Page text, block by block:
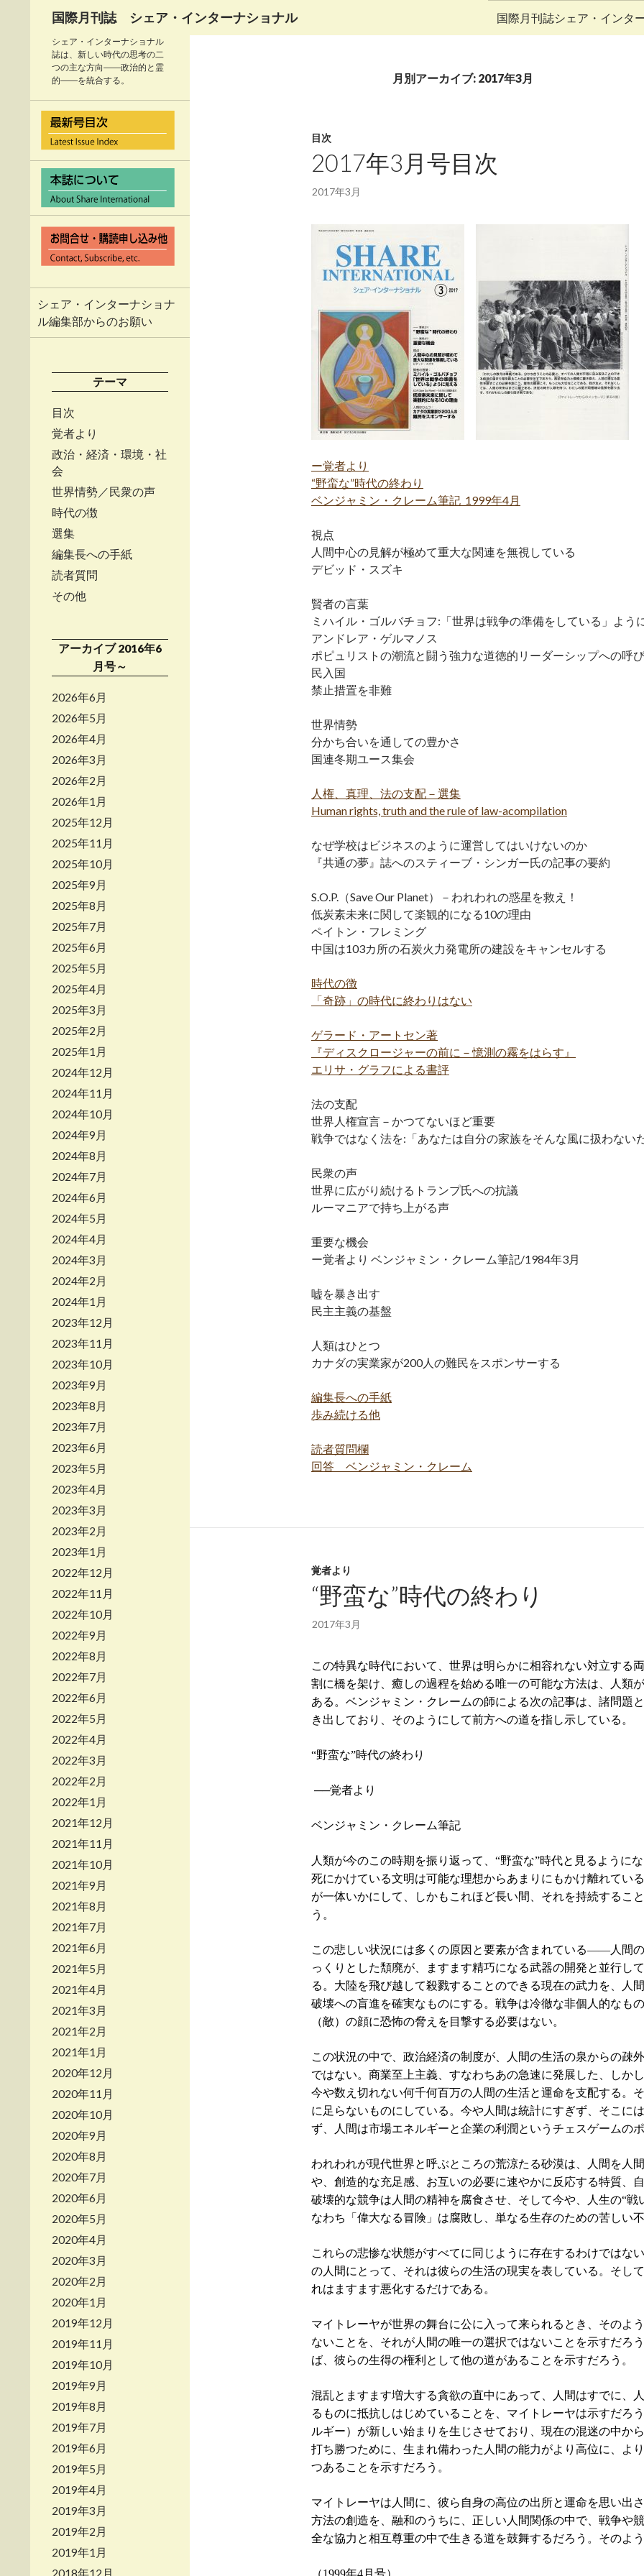
国際月刊誌 シェア・インターナショナル 国際月刊誌シェア・インタ
月別アーカイブ: 2017年3月
目次
2017年3月号目次
2017年3月
ー覚者より
“野蛮な”時代の終わり
ベンジャミン・クレーム筆記 1999年4月
視点
人間中心の見解が極めて重大な関連を無視している
デビッド・スズキ
賢者の言葉
ミハイル・ゴルバチョフ:「世界は戦争の準備をしている」よう
アンドレア・ゲルマノス
ポピュリストの潮流と闘う強力な道徳的リーダーシップへの呼
民入国
禁止措置を非難
世界情勢
分かち合いを通しての豊かさ
国連冬期ユース集会
人権、真理、法の支配－選集
Human rights, truth and the rule of law-acompilation
なぜ学校はビジネスのように運営してはいけないのか
『共通の夢』誌へのスティーブ・シンガー氏の記事の要約
S.O.P.（Save Our Planet）－われわれの惑星を救え！
低炭素未来に関して楽観的になる10の理由
ペイトン・フレミング
中国は103カ所の石炭火力発電所の建設をキャンセルする
時代の徴
「奇跡」の時代に終わりはない
ゲラード・アートセン著
『ディスクロージャーの前に－憶測の霧をはらす』
エリサ・グラフによる書評
法の支配
世界人権宣言－かつてないほど重要
戦争ではなく法を:「あなたは自分の家族をそんな風に扱わない
民衆の声
世界に広がり続けるトランプ氏への抗議
ルーマニアで持ち上がる声
重要な機会
ー覚者より ベンジャミン・クレーム筆記/1984年3月
嘘を暴き出す
民主主義の基盤
人類はひとつ
カナダの実業家が200人の難民をスポンサーする
編集長への手紙
歩み続ける他
読者質問欄
回答 ベンジャミン・クレーム
覚者より
“野蛮な”時代の終わり
2017年3月
この特異な時代において、世界は明らかに相容れない対立する
割に橋を架け、癒しの過程を始める唯一の可能な方法は、人類
ある。ベンジャミン・クレームの師による次の記事は、諸問題
き出しており、そのようにして前方への道を指し示している。
“野蛮な”時代の終わり
──覚者より
ベンジャミン・クレーム筆記
人類が今のこの時期を振り返って、“野蛮な”時代と見るように
死にかけている文明は可能な理想からあまりにもかけ離れてい
が一体いかにして、しかもこれほど長い間、それを持続するこ
う。
この悲しい状況には多くの原因と要素が含まれている——人間
っくりとした頽廃が、ますます精巧になる武器の開発と並行し
る。大陸を飛び越して殺戮することのできる現在の武力を、人
破壊への盲進を確実なものにする。戦争は冷徹な非個人的なも
（敵）の顔に恐怖の脅えを目撃する必要はない。
この状況の中で、政治経済の制度が、人間の生活の泉からの疎
ではない。商業至上主義、すなわちあの急速に発展した、しか
今や数え切れない何千何百万の人間の生活と運命を支配する。
に足らないものにしている。今や人間は統計にすぎず、そこに
ず、人間は市場エネルギーと企業の利潤というチェスゲームの
われわれが現代世界と呼ぶところの荒涼たる砂漠は、人間を人
や、創造的な充足感、お互いの必要に速やかに反応する特質、
破壊的な競争は人間の精神を腐食させ、そして今や、人生の“戦
なわち「偉大なる冒険」は腐敗し、単なる生存のための苦しい
これらの悲惨な状態がすべてに同じように存在するわけではな
の人間にとって、それは彼らの生活の現実を表している。そし
れはますます悪化するだけである。
マイトレーヤが世界の舞台に公に入って来られるとき、そのよ
ないことを、それが人間の唯一の選択ではないことを示すだろ
ば、彼らの生得の権利として他の道があることを示すだろう。
混乱とますます増大する貪欲の直中にあって、人間はすでに、
るものに抵抗しはじめていることを、マイトレーヤは示すだろ
ルギー）が新しい始まりを生じさせており、現在の混迷の中か
打ち勝つために、生まれ備わった人間の能力がより高位に、よ
つあることを示すだろう。
マイトレーヤは人間に、彼ら自身の高位の出所と運命を思い出
方法の創造を、融和のうちに、正しい人間関係の中で、戦争や
全な協力と相互尊重の中で生きる道を鼓舞するだろう。そのよ
（1999年4 月号）
シェア・インターナショナル
誌は、新しい時代の思考の二
つの主な方向――政治的と霊
的――を統合する。
シェア・インターナショナ
ル編集部からのお願い
テーマ
目次
覚者より
政治・経済・環境・社
会
世界情勢／民衆の声
時代の徴
選集
編集長への手紙
読者質問
その他
アーカイブ 2016年6
月号～
2026年6月
2026年5月
2026年4月
2026年3月
2026年2月
2026年1月
2025年12月
2025年11月
2025年10月
2025年9月
2025年8月
2025年7月
2025年6月
2025年5月
2025年4月
2025年3月
2025年2月
2025年1月
2024年12月
2024年11月
2024年10月
2024年9月
2024年8月
2024年7月
2024年6月
2024年5月
2024年4月
2024年3月
2024年2月
2024年1月
2023年12月
2023年11月
2023年10月
2023年9月
2023年8月
2023年7月
2023年6月
2023年5月
2023年4月
2023年3月
2023年2月
2023年1月
2022年12月
2022年11月
2022年10月
2022年9月
2022年8月
2022年7月
2022年6月
2022年5月
2022年4月
2022年3月
2022年2月
2022年1月
2021年12月
2021年11月
2021年10月
2021年9月
2021年8月
2021年7月
2021年6月
2021年5月
2021年4月
2021年3月
2021年2月
2021年1月
2020年12月
2020年11月
2020年10月
2020年9月
2020年8月
2020年7月
2020年6月
2020年5月
2020年4月
2020年3月
2020年2月
2020年1月
2019年12月
2019年11月
2019年10月
2019年9月
2019年8月
2019年7月
2019年6月
2019年5月
2019年4月
2019年3月
2019年2月
2019年1月
2018年12月